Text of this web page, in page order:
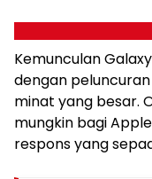
Kemunculan
dengan
minat yang besar.
mungkin bagi
respons yang